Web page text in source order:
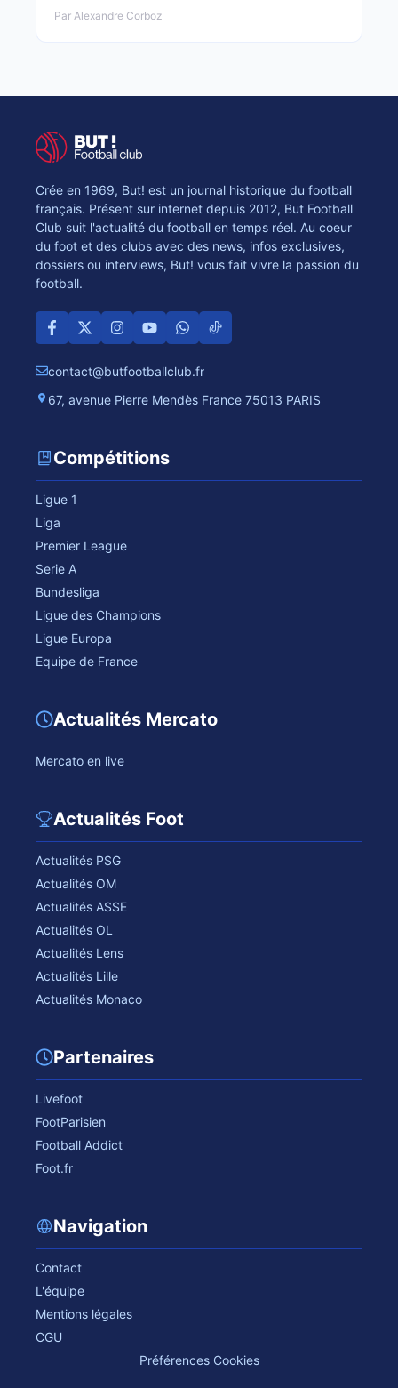
Par Alexandre Corboz
Crée en 1969, But! est un journal historique du football
français. Présent sur internet depuis 2012, But Football
Club suit l'actualité du football en temps réel. Au coeur
du foot et des clubs avec des news, infos exclusives,
dossiers ou interviews, But! vous fait vivre la passion du
football.
contact@butfootballclub.fr
67, avenue Pierre Mendès France 75013 PARIS
Compétitions
Ligue 1
Liga
Premier League
Serie A
Bundesliga
Ligue des Champions
Ligue Europa
Equipe de France
Actualités Mercato
Mercato en live
Actualités Foot
Actualités PSG
Actualités OM
Actualités ASSE
Actualités OL
Actualités Lens
Actualités Lille
Actualités Monaco
Partenaires
Livefoot
FootParisien
Football Addict
Foot.fr
Navigation
Contact
L'équipe
Mentions légales
CGU
Préférences Cookies